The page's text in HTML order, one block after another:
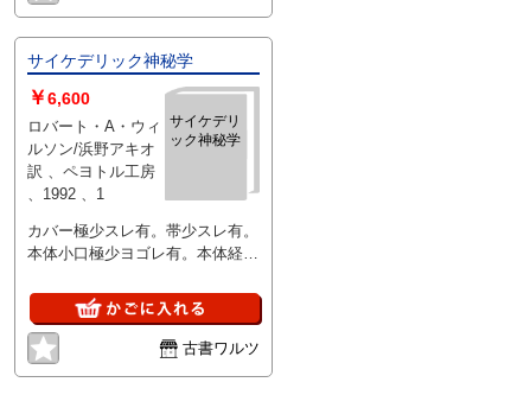
サイケデリック神秘学
サイケデリ
ック神秘学
￥6,600
ロバート・A・ウィ
ルソン/浜野アキオ
訳 、ペヨトル工房
、1992 、1
カバー極少スレ有。帯少スレ有。
本体小口極少ヨゴレ有。本体経年
色カバー。
古書ワルツ